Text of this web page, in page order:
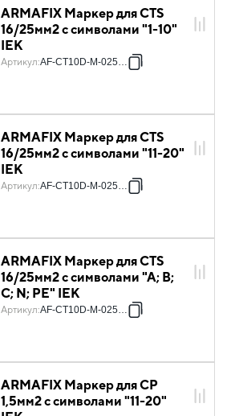
ARMAFIX Маркер для CTS
16/25мм2 с символами "1-10"
IEK
Артикул:AF-CT10D-M-025-01
ARMAFIX Маркер для CTS
16/25мм2 с символами "11-20"
IEK
Артикул:AF-CT10D-M-025-02
ARMAFIX Маркер для CTS
16/25мм2 с символами "A; B;
C; N; PE" IEK
Артикул:AF-CT10D-M-025-21
ARMAFIX Маркер для CP
1,5мм2 с символами "11-20"